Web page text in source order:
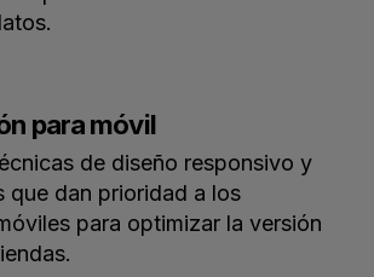
para móvil
de diseño responsivo y
que dan prioridad a los
para optimizar la versión